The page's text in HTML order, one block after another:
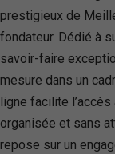
prestigieux de
fondateur. Dédié à
savoir-faire
mesure dans un
ligne facilite
organisée et sans
repose sur un